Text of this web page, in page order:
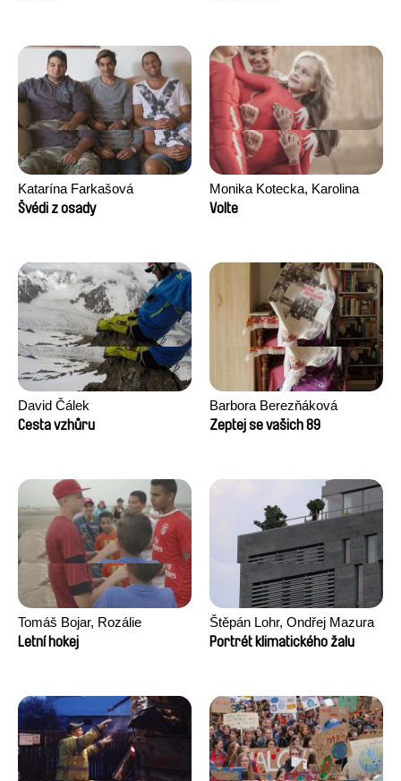
Katarína Farkašová
Švédi z osady
Monika Kotecka, Karolina
Poryzała
Volte
David Čálek
Cesta vzhůru
Barbora Berezňáková
Zeptej se vašich 89
Tomáš Bojar, Rozálie
Kohoutová
Letní hokej
Štěpán Lohr, Ondřej Mazura
Portrét klimatického žalu